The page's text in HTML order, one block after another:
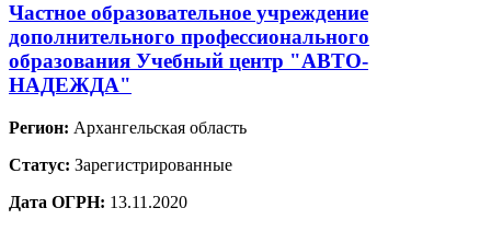
Частное образовательное учреждение
дополнительного профессионального
образования Учебный центр "АВТО-
НАДЕЖДА"
Регион: Архангельская область
Статус: Зарегистрированные
Дата ОГРН: 13.11.2020